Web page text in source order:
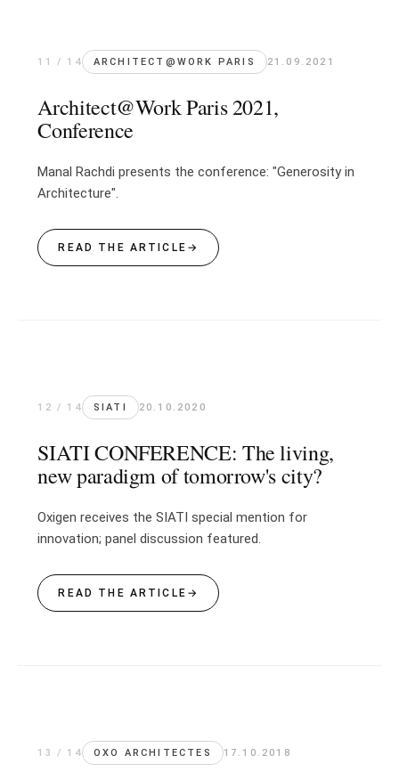
11 / 14 ARCHITECT@WORK PARIS 21.09.2021
Architect@Work Paris 2021,
Conference
Manal Rachdi presents the conference: "Generosity in
Architecture".
READ THE ARTICLE →
12 / 14 SIATI 20.10.2020
SIATI CONFERENCE: The living,
new paradigm of tomorrow's city?
Oxigen receives the SIATI special mention for
innovation; panel discussion featured.
READ THE ARTICLE →
13 / 14 OXO ARCHITECTES 17.10.2018